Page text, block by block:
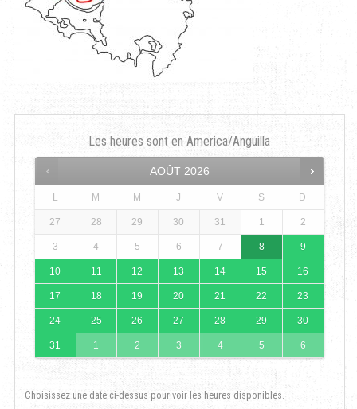
Les heures sont enAmerica/Anguilla
AOÛT 2026
L M M J V S D
27 28 29 30 31 1 2
3 4 5 6 7 8 9
10 11 12 13 14 15 16
17 18 19 20 21 22 23
24 25 26 27 28 29 30
31 1 2 3 4 5 6
Choisissez une date ci-dessus pour voir les heures disponibles.